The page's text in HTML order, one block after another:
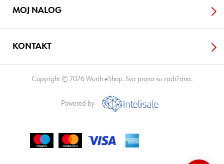
MOJ NALOG
KONTAKT
Copyright © 2026 Wurth eShop. Sva prava su zadržana.
Powered by